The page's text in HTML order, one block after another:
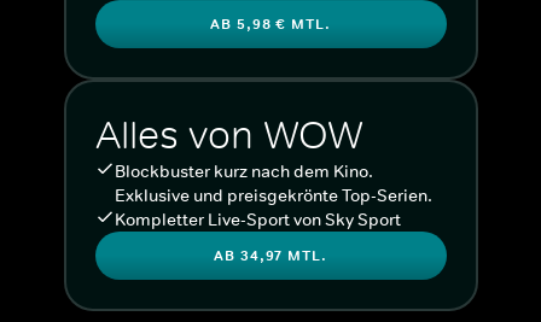
AB 5,98 € MTL.
Alles von WOW
Blockbuster kurz nach dem Kino.
Exklusive und preisgekrönte Top-Serien.
Kompletter Live-Sport von Sky Sport
AB 34,97 MTL.